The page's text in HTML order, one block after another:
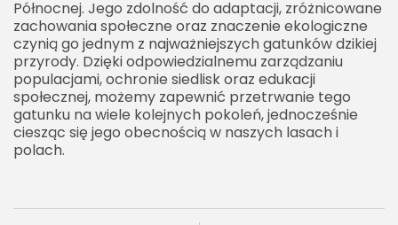
Północnej. Jego zdolność do adaptacji, zróżnicowane
zachowania społeczne oraz znaczenie ekologiczne
czynią go jednym z najważniejszych gatunków dzikiej
przyrody. Dzięki odpowiedzialnemu zarządzaniu
populacjami, ochronie siedlisk oraz edukacji
społecznej, możemy zapewnić przetrwanie tego
gatunku na wiele kolejnych pokoleń, jednocześnie
ciesząc się jego obecnością w naszych lasach i
polach.